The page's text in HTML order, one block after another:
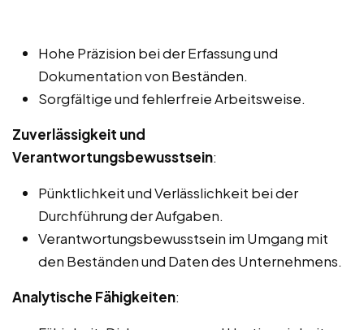
Hohe Präzision bei der Erfassung und
Dokumentation von Beständen.
Sorgfältige und fehlerfreie Arbeitsweise.
Zuverlässigkeit und
Verantwortungsbewusstsein:
Pünktlichkeit und Verlässlichkeit bei der
Durchführung der Aufgaben.
Verantwortungsbewusstsein im Umgang mit
den Beständen und Daten des Unternehmens.
Analytische Fähigkeiten: